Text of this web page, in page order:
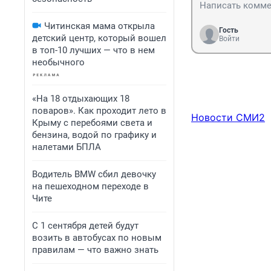
Читинская мама открыла
детский центр, который вошел
в топ-10 лучших — что в нем
необычного
«На 18 отдыхающих 18
поваров». Как проходит лето в
Крыму с перебоями света и
бензина, водой по графику и
налетами БПЛА
Водитель BMW сбил девочку
на пешеходном переходе в
Чите
С 1 сентября детей будут
возить в автобусах по новым
правилам — что важно знать
Гость
Войти
Новости СМИ2